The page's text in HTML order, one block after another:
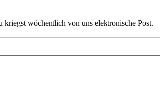
wöchentlich von uns elektronische Post.